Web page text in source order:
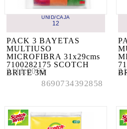
UNID/CAJA
12
PACK 3 BAYETAS
MULTIUSO
MICROFIBRA 31x29cms
7100282175 SCOTCH
BRITE 3M
2111.0062
8690734392858